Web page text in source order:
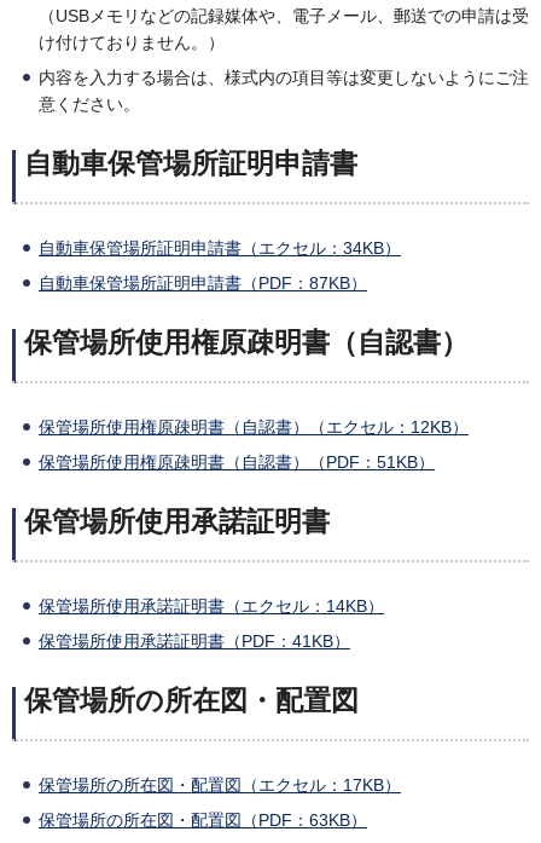
（USBメモリなどの記録媒体や、電子メール、郵送での申請は受
け付けておりません。）
内容を入力する場合は、様式内の項目等は変更しないようにご注
意ください。
自動車保管場所証明申請書
自動車保管場所証明申請書（エクセル：34KB）
自動車保管場所証明申請書（PDF：87KB）
保管場所使用権原疎明書（自認書）
保管場所使用権原疎明書（自認書）（エクセル：12KB）
保管場所使用権原疎明書（自認書）（PDF：51KB）
保管場所使用承諾証明書
保管場所使用承諾証明書（エクセル：14KB）
保管場所使用承諾証明書（PDF：41KB）
保管場所の所在図・配置図
保管場所の所在図・配置図（エクセル：17KB）
保管場所の所在図・配置図（PDF：63KB）